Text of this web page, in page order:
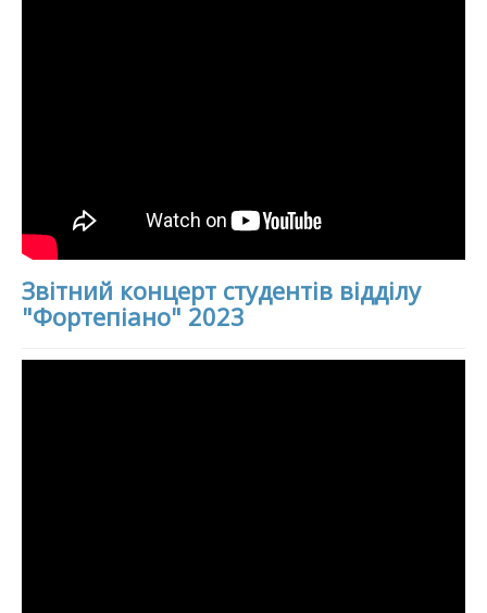
Звітний концерт студентів відділу
"Фортепіано" 2023